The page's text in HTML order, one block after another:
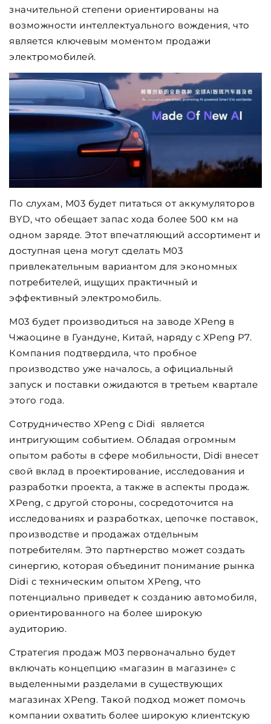
значительной степени ориентированы на
возможности интеллектуального вождения, что
является ключевым моментом продажи
электромобилей.
По слухам, M03 будет питаться от аккумуляторов
BYD, что обещает запас хода более 500 км на
одном заряде. Этот впечатляющий ассортимент и
доступная цена могут сделать M03
привлекательным вариантом для экономных
потребителей, ищущих практичный и
эффективный электромобиль.
M03 будет производиться на заводе XPeng в
Чжаоцине в Гуандуне, Китай, наряду с XPeng P7.
Компания подтвердила, что пробное
производство уже началось, а официальный
запуск и поставки ожидаются в третьем квартале
этого года.
Сотрудничество XPeng с Didi является
интригующим событием. Обладая огромным
опытом работы в сфере мобильности, Didi внесет
свой вклад в проектирование, исследования и
разработки проекта, а также в аспекты продаж.
XPeng, с другой стороны, сосредоточится на
исследованиях и разработках, цепочке поставок,
производстве и продажах отдельным
потребителям. Это партнерство может создать
синергию, которая объединит понимание рынка
Didi с техническим опытом XPeng, что
потенциально приведет к созданию автомобиля,
ориентированного на более широкую
аудиторию.
Стратегия продаж M03 первоначально будет
включать концепцию «магазин в магазине» с
выделенными разделами в существующих
магазинах XPeng. Такой подход может помочь
компании охватить более широкую клиентскую